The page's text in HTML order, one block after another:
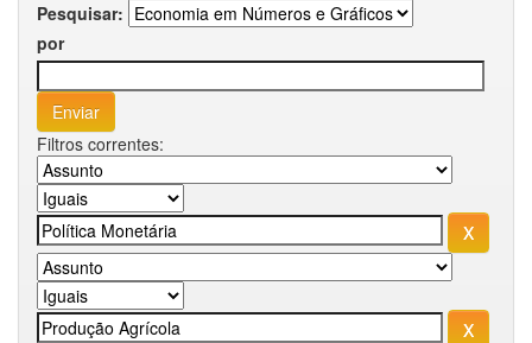
Pesquisar:
por
Filtros correntes: